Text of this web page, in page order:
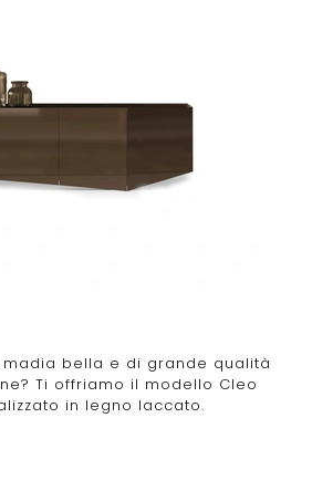
madia bella e di grande qualità
Ti offriamo il modello Cleo
in legno laccato.